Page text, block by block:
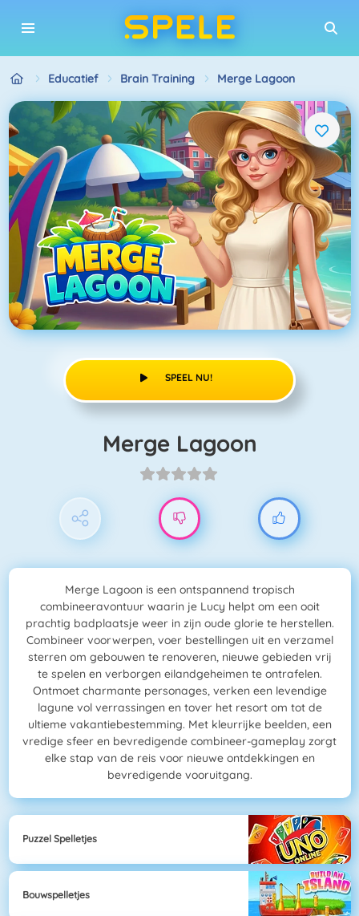
Educatief Brain Training Merge Lagoon
SPEEL NU!
Merge Lagoon
Merge Lagoon is een ontspannend tropisch
combineeravontuur waarin je Lucy helpt om een ooit
prachtig badplaatsje weer in zijn oude glorie te herstellen.
Combineer voorwerpen, voer bestellingen uit en verzamel
sterren om gebouwen te renoveren, nieuwe gebieden vrij
te spelen en verborgen eilandgeheimen te ontrafelen.
Ontmoet charmante personages, verken een levendige
lagune vol verrassingen en tover het resort om tot de
ultieme vakantiebestemming. Met kleurrijke beelden, een
vredige sfeer en bevredigende combineer-gameplay zorgt
elke stap van de reis voor nieuwe ontdekkingen en
bevredigende vooruitgang.
Puzzel Spelletjes
Bouwspelletjes